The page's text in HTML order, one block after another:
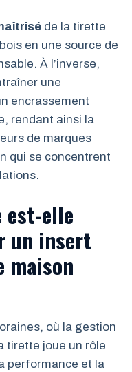
de la tirette
en une source de
À l’inverse,
une
encrassement
rendant ainsi la
de marques
qui se concentrent
elle
un insert
maison
où la gestion
tirette joue un rôle
performance et la